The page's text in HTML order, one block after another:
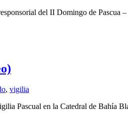
del II Domingo de Pascua
, vigilia
Pascual en la Catedral de Bahía